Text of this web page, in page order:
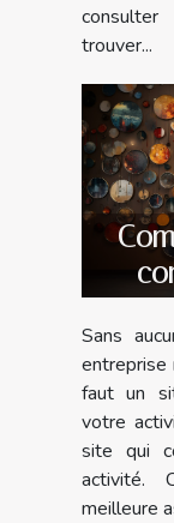
trouver...
Sans
entreprise
faut un
votre
site qui
activité.
meilleure